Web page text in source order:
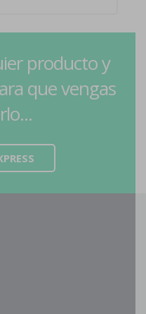
producto y
que vengas